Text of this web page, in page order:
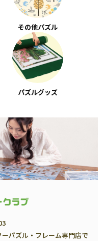
その他パズル
パズルグッズ
パズル・フレーム専門店で